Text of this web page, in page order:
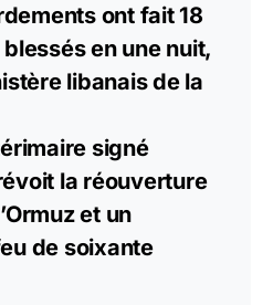
ont fait 18
en une nuit,
libanais de la
signé
la réouverture
et un
de soixante